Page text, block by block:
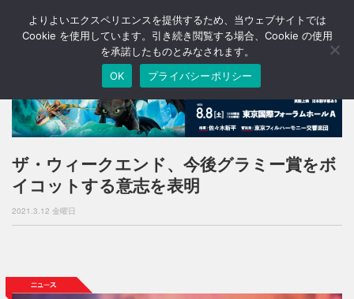
T
o
n
a
v
g
o
ザ・ウィークエンド、今後グラミー賞をボ
イコットする意志を表明
2021.3.12 金曜日
よりよいエクスペリエンスを提供するため、当ウェブサイトでは
Cookie を使用しています。引き続き閲覧する場合、Cookie の使用
を承諾したものとみなされます。
OK
プライバシーポリシー